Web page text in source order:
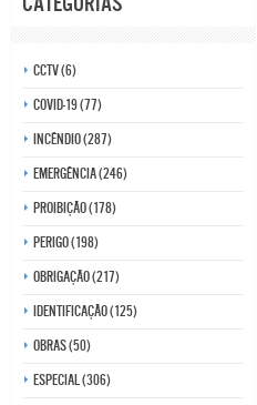
CCTV (6)
COVID-19 (77)
Incêndio (287)
Emergência (246)
Proibição (178)
Perigo (198)
Obrigação (217)
Identificação (125)
Obras (50)
Especial (306)